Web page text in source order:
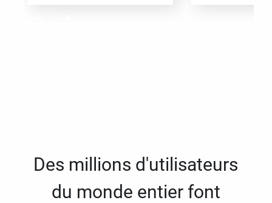
Des millions d'utilisateurs
du monde entier font